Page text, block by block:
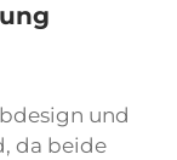
und
da beide